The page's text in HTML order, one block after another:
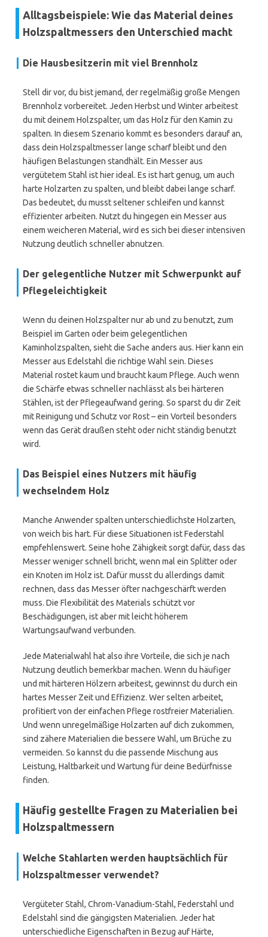
Alltagsbeispiele: Wie das Material deines
Holzspaltmessers den Unterschied macht
Die Hausbesitzerin mit viel Brennholz
Stell dir vor, du bist jemand, der regelmäßig große Mengen
Brennholz vorbereitet. Jeden Herbst und Winter arbeitest
du mit deinem Holzspalter, um das Holz für den Kamin zu
spalten. In diesem Szenario kommt es besonders darauf an,
dass dein Holzspaltmesser lange scharf bleibt und den
häufigen Belastungen standhält. Ein Messer aus
vergütetem Stahl ist hier ideal. Es ist hart genug, um auch
harte Holzarten zu spalten, und bleibt dabei lange scharf.
Das bedeutet, du musst seltener schleifen und kannst
effizienter arbeiten. Nutzt du hingegen ein Messer aus
einem weicheren Material, wird es sich bei dieser intensiven
Nutzung deutlich schneller abnutzen.
Der gelegentliche Nutzer mit Schwerpunkt auf
Pflegeleichtigkeit
Wenn du deinen Holzspalter nur ab und zu benutzt, zum
Beispiel im Garten oder beim gelegentlichen
Kaminholzspalten, sieht die Sache anders aus. Hier kann ein
Messer aus Edelstahl die richtige Wahl sein. Dieses
Material rostet kaum und braucht kaum Pflege. Auch wenn
die Schärfe etwas schneller nachlässt als bei härteren
Stählen, ist der Pflegeaufwand gering. So sparst du dir Zeit
mit Reinigung und Schutz vor Rost – ein Vorteil besonders
wenn das Gerät draußen steht oder nicht ständig benutzt
wird.
Das Beispiel eines Nutzers mit häufig
wechselndem Holz
Manche Anwender spalten unterschiedlichste Holzarten,
von weich bis hart. Für diese Situationen ist Federstahl
empfehlenswert. Seine hohe Zähigkeit sorgt dafür, dass das
Messer weniger schnell bricht, wenn mal ein Splitter oder
ein Knoten im Holz ist. Dafür musst du allerdings damit
rechnen, dass das Messer öfter nachgeschärft werden
muss. Die Flexibilität des Materials schützt vor
Beschädigungen, ist aber mit leicht höherem
Wartungsaufwand verbunden.
Jede Materialwahl hat also ihre Vorteile, die sich je nach
Nutzung deutlich bemerkbar machen. Wenn du häufiger
und mit härteren Hölzern arbeitest, gewinnst du durch ein
hartes Messer Zeit und Effizienz. Wer selten arbeitet,
profitiert von der einfachen Pflege rostfreier Materialien.
Und wenn unregelmäßige Holzarten auf dich zukommen,
sind zähere Materialien die bessere Wahl, um Brüche zu
vermeiden. So kannst du die passende Mischung aus
Leistung, Haltbarkeit und Wartung für deine Bedürfnisse
finden.
Häufig gestellte Fragen zu Materialien bei
Holzspaltmessern
Welche Stahlarten werden hauptsächlich für
Holzspaltmesser verwendet?
Vergüteter Stahl, Chrom-Vanadium-Stahl, Federstahl und
Edelstahl sind die gängigsten Materialien. Jeder hat
unterschiedliche Eigenschaften in Bezug auf Härte,